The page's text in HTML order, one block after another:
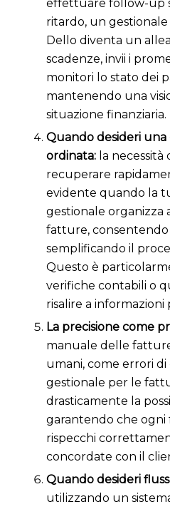
effettuare follow-up
ritardo, un
Dello diventa un
scadenze, invii i
monitori lo stato dei
mantenendo una
situazione finanziaria.
Quando desideri
ordinata: la necessità
recuperare
evidente quando la
gestionale
fatture, consentendo
semplificando il
Questo è
verifiche contabili o
risalire a informazioni
La precisione come
manuale delle
umani, come errori di
gestionale per le
drasticamente la
garantendo che ogni
rispecchi
concordate con il
Quando desideri
utilizzando un